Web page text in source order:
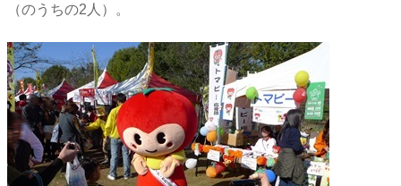
（のうちの2人）。